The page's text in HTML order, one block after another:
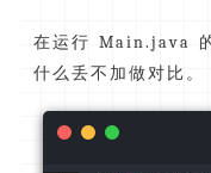
在运行 Main.java
什么丢不加做对比。